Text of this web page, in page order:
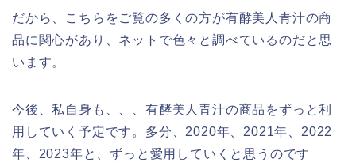
だから、こちらをご覧の多くの方が有酵美人青汁の商
品に関心があり、ネットで色々と調べているのだと思
います。
今後、私自身も、、、有酵美人青汁の商品をずっと利
用していく予定です。多分、2020年、2021年、2022
年、2023年と、ずっと愛用していくと思うのです